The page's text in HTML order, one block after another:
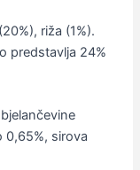
riža (1%).
predstavlja 24%
0,65%, sirova